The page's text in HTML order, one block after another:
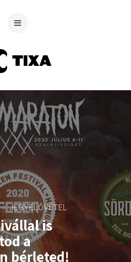
JEGYELŐVÉTEL
is
a
bérleted!